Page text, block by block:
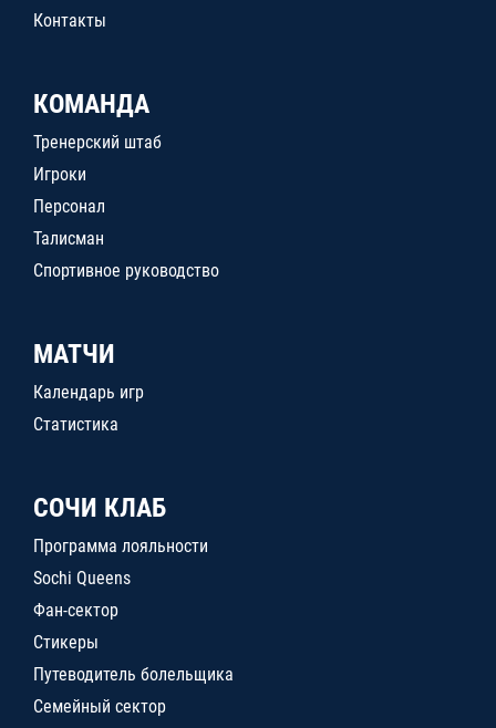
Контакты
КОМАНДА
Тренерский штаб
Игроки
Персонал
Талисман
Спортивное руководство
МАТЧИ
Календарь игр
Статистика
СОЧИ КЛАБ
Программа лояльности
Sochi Queens
Фан-сектор
Стикеры
Путеводитель болельщика
Семейный сектор